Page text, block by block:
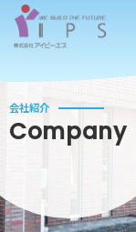
会社紹介
Company